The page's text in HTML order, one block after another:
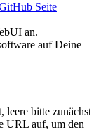
Seite
an.
auf Deine
leere bitte zunächst
URL auf, um den